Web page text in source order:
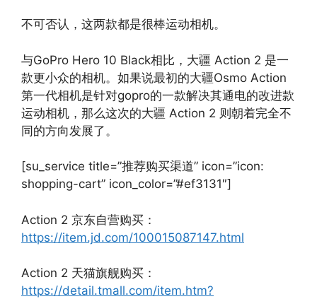
不可否认，这两款都是很棒运动相机。
与GoPro Hero 10 Black相比，大疆 Action 2 是一
款更小众的相机。如果说最初的大疆Osmo Action
第一代相机是针对gopro的一款解决其通电的改进款
运动相机，那么这次的大疆 Action 2 则朝着完全不
同的方向发展了。
[su_service title=”推荐购买渠道” icon=”icon:
shopping-cart” icon_color=”#ef3131″]
Action 2 京东自营购买：
https://item.jd.com/100015087147.html
Action 2 天猫旗舰购买：
https://detail.tmall.com/item.htm?